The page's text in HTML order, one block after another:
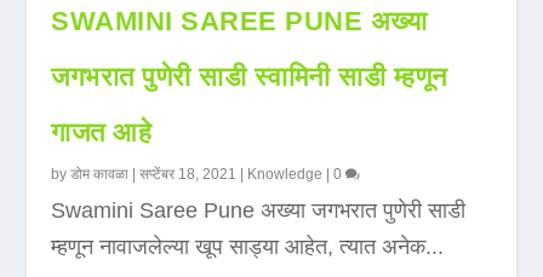
SWAMINI SAREE PUNE अख्या
जगभरात पुणेरी साडी स्वामिनी साडी म्हणून
गाजत आहे
byडोम कावळा |सप्टेंबर 18, 2021 Knowledge |0
Swamini Saree Pune अख्या जगभरात पुणेरी साडी
म्हणून नावाजलेल्या खूप साड्या आहेत, त्यात अनेक...